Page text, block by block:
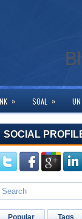
» SOAL » UN
telah berkunjung
SOCIAL
Popular Tags